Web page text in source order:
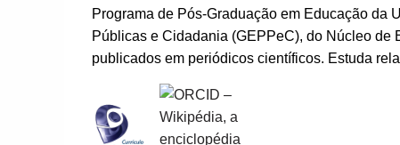
Programa de Pós-Graduação em Educação da
Públicas e Cidadania (GEPPeC), do Núcleo de
publicados em periódicos científicos. Estuda